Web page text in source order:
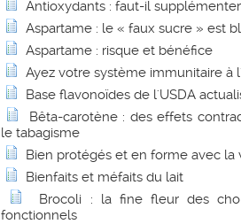
Antioxydants : faut-il
Aspartame : le « faux sucre » est
Aspartame : risque et bénéfice
Ayez votre système immunitaire à
Base flavonoïdes de l'USDA
Bêta-carotène : des effets
le tabagisme
Bien protégés et en forme avec la
Bienfaits et méfaits du lait
Brocoli : la fine fleur des
fonctionnels